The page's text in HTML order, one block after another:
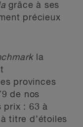
grâce à ses
précieux
la
provinces
de nos
prix : 63 à
titre d’étoiles